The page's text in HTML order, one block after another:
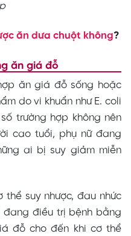
ăn dưa chuột không?
ăn giá đỗ
ăn giá đỗ sống hoặc
do vi khuẩn như E. coli
trường hợp không nên
cao tuổi, phụ nữ đang
ai bị suy giảm miễn
thể suy nhược, đau nhức
đang điều trị bệnh bằng
đỗ cho đến khi cơ thể